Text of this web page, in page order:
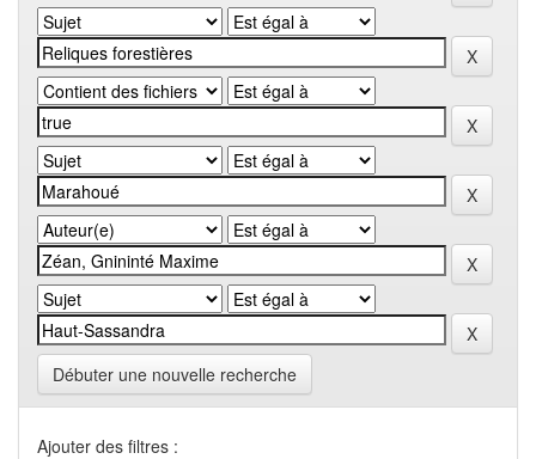
Débuter une nouvelle recherche
Ajouter des filtres :